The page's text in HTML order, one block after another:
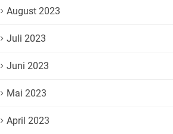
August 2023
Juli 2023
Juni 2023
Mai 2023
April 2023